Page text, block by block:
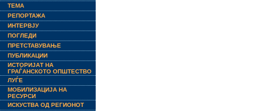
ТЕМА
РЕПОРТАЖА
ИНТЕРВЈУ
ПОГЛЕДИ
ПРЕТСТАВУВАЊЕ
ПУБЛИКАЦИИ
ИСТОРИЈАТ НА
ГРАЃАНСКОТО ОПШТЕСТВО
ЛУЃЕ
МОБИЛИЗАЦИЈА НА
РЕСУРСИ
ИСКУСТВА ОД РЕГИОНОТ